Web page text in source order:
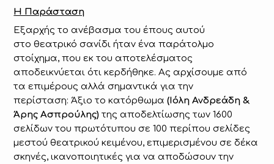
Η Παράσταση
Εξαρχής το ανέβασμα του έπους αυτού
στο θεατρικό σανίδι ήταν ένα παράτολμο
στοίχημα, που εκ του αποτελέσματος
αποδεικνύεται ότι κερδήθηκε. Ας αρχίσουμε από
τα επιμέρους αλλά σημαντικά για την
περίσταση: Άξιο το κατόρθωμα(Ιόλη Ανδρεάδη &
Άρης Ασπρούλης) της αποδελτίωσης των 1600
σελίδων του πρωτότυπου σε 100 περίπου σελίδες
μεστού θεατρικού κειμένου, επιμερισμένου σε δέκα
σκηνές, ικανοποιητικές για να αποδώσουν την